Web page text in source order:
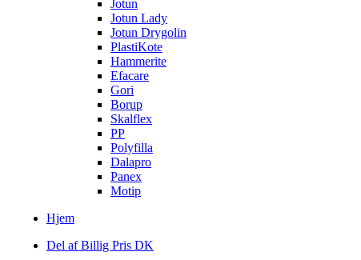
Jotun
Jotun Lady
Jotun Drygolin
PlastiKote
Hammerite
Efacare
Gori
Borup
Skalflex
PP
Polyfilla
Dalapro
Panex
Motip
Hjem
Del af Billig Pris DK